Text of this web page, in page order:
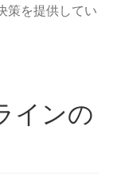
策を提供してい
インの